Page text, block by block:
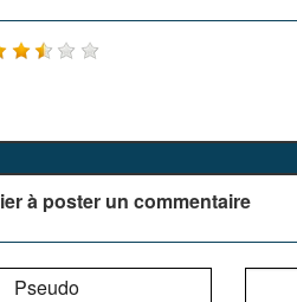
à poster un commentaire
Pseudo